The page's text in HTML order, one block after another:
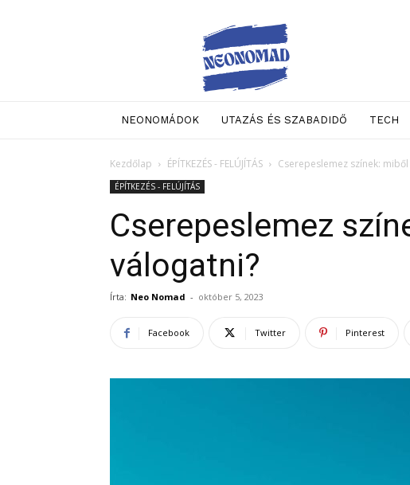
Neo
Nomad
NEONOMÁDOK UTAZÁS ÉS SZABADIDŐ TECH
Kezdőlap ÉPÍTKEZÉS - FELÚJÍTÁS Cserepeslemez színek:
ÉPÍTKEZÉS - FELÚJÍTÁS
Cserepeslemez
válogatni?
Írta: Neo Nomad - október 5, 2023
Facebook Twitter Pinterest